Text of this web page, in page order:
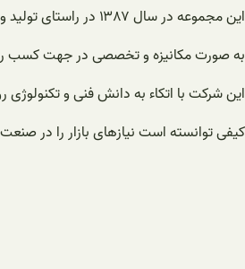
این مجموعه در سال ۱۳۸۷ در راستای تولید و پخش انواع میزهای جلومبلی عسلی،کنسول و انواع میزهای تلفن
به صورت مکانیزه و تخصصی در جهت کسب
این شرکت با اتکاء به دانش فنی و
کیفی توانسته است نیازهای بازار را در